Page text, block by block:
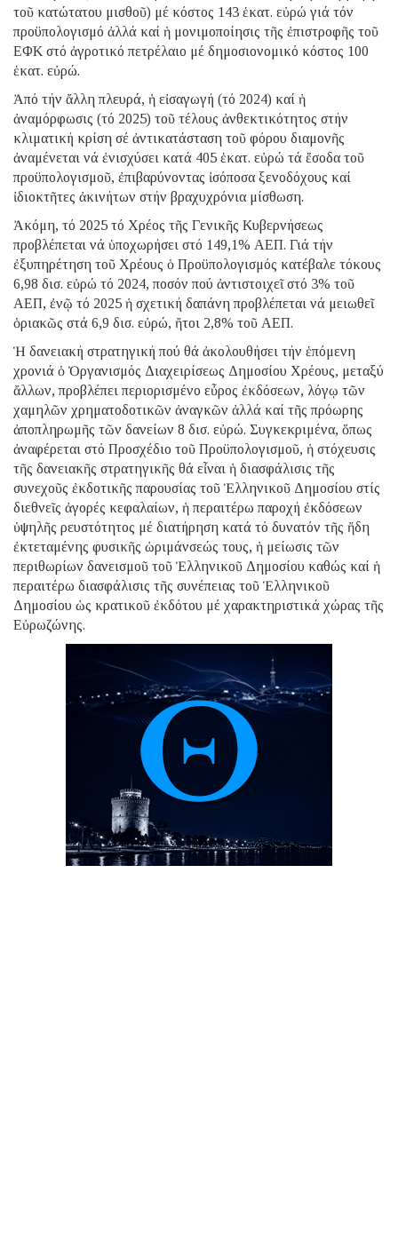
τοῦ κατώτατου μισθοῦ) μέ κόστος 143 ἑκατ. εὐρώ γιά τόν
προϋπολογισμό ἀλλά καί ἡ μονιμοποίησις τῆς ἐπιστροφῆς τοῦ
ΕΦΚ στό ἀγροτικό πετρέλαιο μέ δημοσιονομικό κόστος 100
ἑκατ. εὐρώ.
Ἀπό τήν ἄλλη πλευρά, ἡ εἰσαγωγή (τό 2024) καί ἡ
ἀναμόρφωσις (τό 2025) τοῦ τέλους ἀνθεκτικότητος στήν
κλιματική κρίση σέ ἀντικατάσταση τοῦ φόρου διαμονῆς
ἀναμένεται νά ἐνισχύσει κατά 405 ἑκατ. εὐρώ τά ἔσοδα τοῦ
προϋπολογισμοῦ, ἐπιβαρύνοντας ἰσόποσα ξενοδόχους καί
ἰδιοκτῆτες ἀκινήτων στήν βραχυχρόνια μίσθωση.
Ἀκόμη, τό 2025 τό Χρέος τῆς Γενικῆς Κυβερνήσεως
προβλέπεται νά ὑποχωρήσει στό 149,1% ΑΕΠ. Γιά τήν
ἐξυπηρέτηση τοῦ Χρέους ὁ Προϋπολογισμός κατέβαλε τόκους
6,98 δισ. εὐρώ τό 2024, ποσόν πού ἀντιστοιχεῖ στό 3% τοῦ
ΑΕΠ, ἐνῷ τό 2025 ἡ σχετική δαπάνη προβλέπεται νά μειωθεῖ
ὁριακῶς στά 6,9 δισ. εὐρώ, ἤτοι 2,8% τοῦ ΑΕΠ.
Ἡ δανειακή στρατηγική πού θά ἀκολουθήσει τήν ἑπόμενη
χρονιά ὁ Ὀργανισμός Διαχειρίσεως Δημοσίου Χρέους, μεταξύ
ἄλλων, προβλέπει περιορισμένο εὖρος ἐκδόσεων, λόγῳ τῶν
χαμηλῶν χρηματοδοτικῶν ἀναγκῶν ἀλλά καί τῆς πρόωρης
ἀποπληρωμῆς τῶν δανείων 8 δισ. εὐρώ. Συγκεκριμένα, ὅπως
ἀναφέρεται στό Προσχέδιο τοῦ Προϋπολογισμοῦ, ἡ στόχευσις
τῆς δανειακῆς στρατηγικῆς θά εἶναι ἡ διασφάλισις τῆς
συνεχοῦς ἐκδοτικῆς παρουσίας τοῦ Ἑλληνικοῦ Δημοσίου στίς
διεθνεῖς ἀγορές κεφαλαίων, ἡ περαιτέρω παροχή ἐκδόσεων
ὑψηλῆς ρευστότητος μέ διατήρηση κατά τό δυνατόν τῆς ἤδη
ἐκτεταμένης φυσικῆς ὡριμάνσεώς τους, ἡ μείωσις τῶν
περιθωρίων δανεισμοῦ τοῦ Ἑλληνικοῦ Δημοσίου καθώς καί ἡ
περαιτέρω διασφάλισις τῆς συνέπειας τοῦ Ἑλληνικοῦ
Δημοσίου ὡς κρατικοῦ ἐκδότου μέ χαρακτηριστικά χώρας τῆς
Εὐρωζώνης.